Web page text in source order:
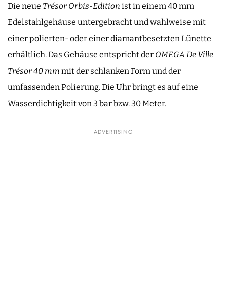
Die neue Trésor Orbis-Edition ist in einem 40 mm
Edelstahlgehäuse untergebracht und wahlweise mit
einer polierten- oder einer diamantbesetzten Lünette
erhältlich. Das Gehäuse entspricht der OMEGA De Ville
Trésor 40 mm mit der schlanken Form und der
umfassenden Polierung. Die Uhr bringt es auf eine
Wasserdichtigkeit von 3 bar bzw. 30 Meter.
ADVERTISING